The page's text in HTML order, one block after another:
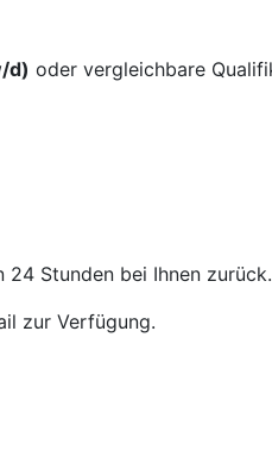
d) oder vergleichbare
24 Stunden bei Ihnen zurück.
zur Verfügung.